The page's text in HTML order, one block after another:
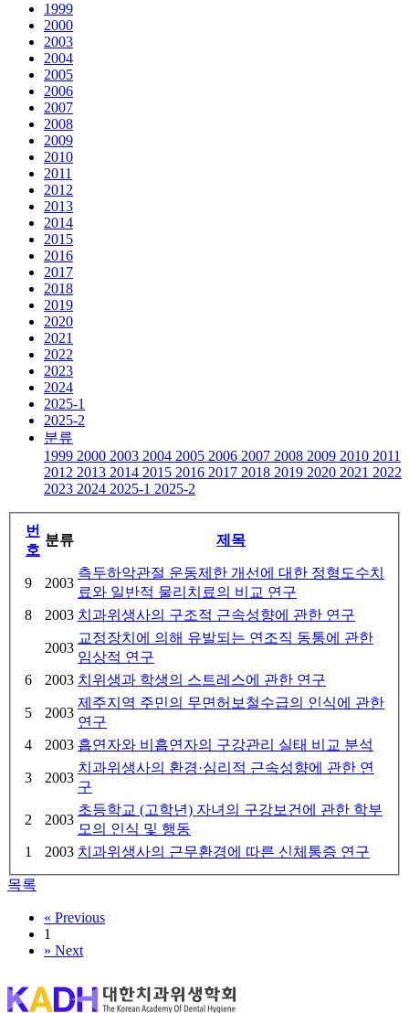
1999
2000
2003
2004
2005
2006
2007
2008
2009
2010
2011
2012
2013
2014
2015
2016
2017
2018
2019
2020
2021
2022
2023
2024
2025-1
2025-2
분류
1999 2000 2003 2004 2005 2006 2007 2008 2009 2010 2011
2012 2013 2014 2015 2016 2017 2018 2019 2020 2021 2022
2023 2024 2025-1 2025-2
번
호
분류 제목
9 2003
측두하악관절 운동제한 개선에 대한 정형도수치
료와 일반적 물리치료의 비교 연구
8
2003 치과위생사의 구조적 근속성향에 관한 연구
2003
교정장치에 의해 유발되는 연조직 동통에 관한
임상적 연구
6
2003 치위생과 학생의 스트레스에 관한 연구
5 2003
제주지역 주민의 무면허보철수급의 인식에 관한
연구
4
2003 흡연자와 비흡연자의 구강관리 실태 비교 분석
3 2003
치과위생사의 환경·심리적 근속성향에 관한 연
구
2 2003
초등학교 (고학년) 자녀의 구강보건에 관한 학부
모의 인식 및 행동
1
2003 치과위생사의 근무환경에 따른 신체통증 연구
목록
« Previous
1
» Next